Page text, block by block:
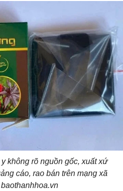
không rõ nguồn gốc, xuất xứ
cáo, rao bán trên mạng xã